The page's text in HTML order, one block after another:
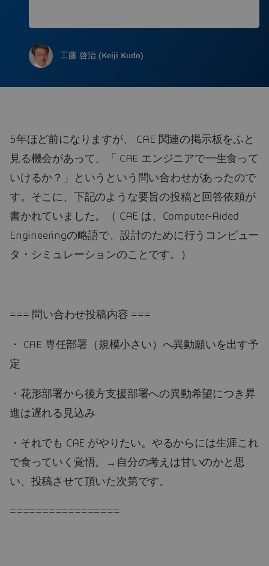
工藤 啓治 (Keiji Kudo)
5年ほど前になりますが、 CAE 関連の掲示板をふと
見る機会があって、「 CAE エンジニアで一生食って
いけるか？」というという問い合わせがあったので
す。そこに、下記のような要旨の投稿と回答依頼が
書かれていました。（ CAE は、Computer-Aided
Engineeringの略語で、設計のために行うコンピュー
タ・シミュレーションのことです。）
=== 問い合わせ投稿内容 ===
・ CAE 専任部署（規模小さい）へ異動願いを出す予
定
・花形部署から後方支援部署への異動希望につき昇
進は遅れる見込み
・それでも CAE がやりたい。やるからには生涯これ
で食っていく覚悟。→自分の考えは甘いのかと思
い、投稿させて頂いた次第です。
=================